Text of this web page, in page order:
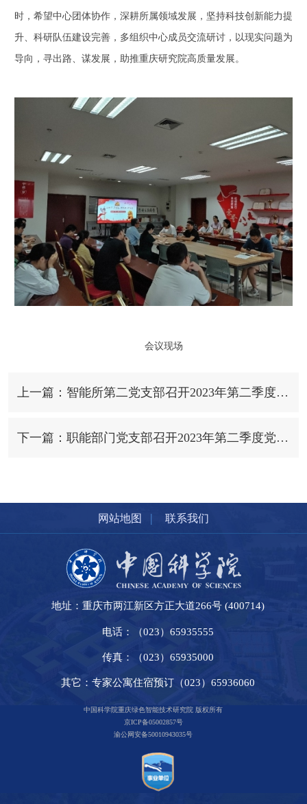
时，希望中心团体协作，深耕所属领域发展，坚持科技创新能力提
升、科研队伍建设完善，多组织中心成员交流研讨，以现实问题为
导向，寻出路、谋发展，助推重庆研究院高质量发展。
会议现场
上一篇：智能所第二党支部召开2023年第二季度党员大会
下一篇：职能部门党支部召开2023年第二季度党员大会
网站地图 | 联系我们
地址：重庆市两江新区方正大道266号 (400714)
电话：（023）65935555
传真：（023）65935000
其它：专家公寓住宿预订（023）65936060
中国科学院重庆绿色智能技术研究院 版权所有
京ICP备05002857号
渝公网安备50010943035号